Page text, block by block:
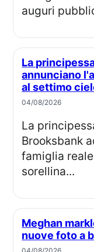
auguri
La principessa Eugenie e Jack Brooksbank
annunciano
al settimo
04/08/2026
La principessa Eugenia e Jack
Brooksbank
famiglia
sorellina...
Meghan markle festeggia 45 anni con
nuove foto a